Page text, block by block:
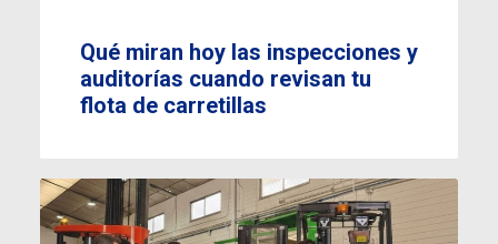
Qué miran hoy las inspecciones y
auditorías cuando revisan tu
flota de carretillas